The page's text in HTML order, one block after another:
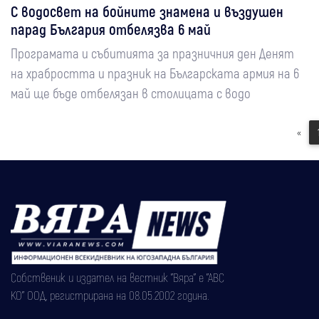
С водосвет на бойните знамена и въздушен
парад България отбелязва 6 май
Програмата и събитията за празничния ден Денят
на храбростта и празник на Българската армия на 6
май ще бъде отбелязан в столицата с водо
« 1
Собственик и издател на вестник "Вяра" е "АВС
КО" ООД, регистрирана на 08.05.2002 година.